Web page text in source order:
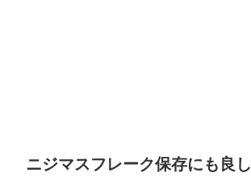
ニジマスフレーク保存にも良し